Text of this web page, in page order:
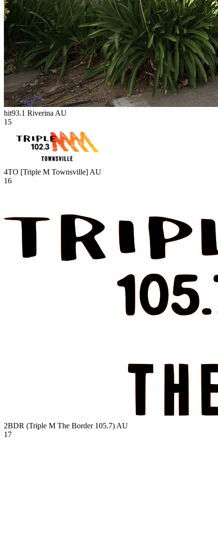
hit93.1 Riverina AU
15
4TO [Triple M Townsville] AU
16
2BDR (Triple M The Border 105.7) AU
17